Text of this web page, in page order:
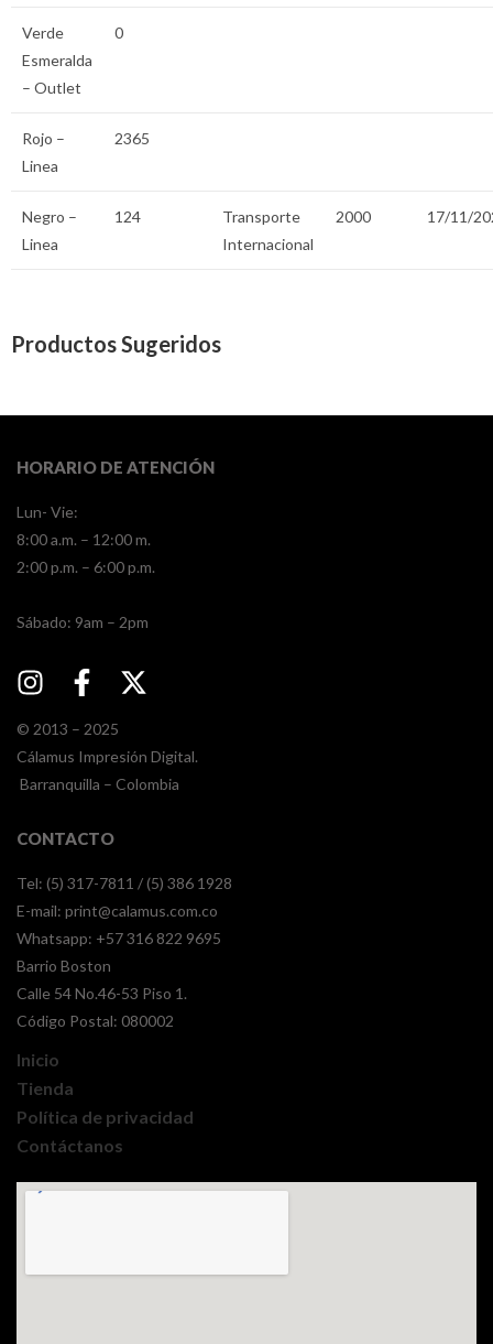
Verde
Esmeralda
– Outlet
0
Rojo –
Linea
2365
Negro –
Linea
124
Transporte
Internacional
2000 17/11/
Productos Sugeridos
HORARIO DE ATENCIÓN
Lun- Vie:
8:00 a.m. – 12:00 m.
2:00 p.m. – 6:00 p.m.
​​Sábado: 9am – 2pm
© 2013 – 2025
Cálamus Impresión Digital.
Barranquilla – Colombia
CONTACTO
Tel: (5) 317-7811 / (5) 386 1928
E-mail: print@calamus.com.co
Whatsapp: +57 316 822 9695
Barrio Boston
Calle 54 No.46-53 Piso 1.
Código Postal: 080002
Inicio
Tienda
Política de privacidad
Contáctanos